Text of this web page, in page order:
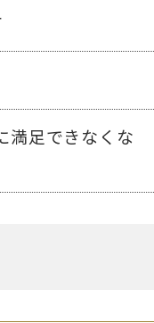
満足できなくな